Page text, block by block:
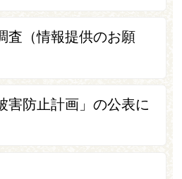
査（情報提供のお願
害防止計画」の公表に